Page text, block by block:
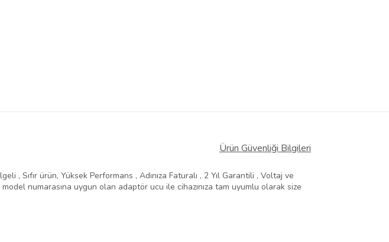
Ürün Güvenliği Bilgileri
Sıfır ürün, Yüksek Performans , Adınıza Faturalı , 2 Yıl Garantili , Voltaj ve
numarasına uygun olan adaptör ucu ile cihazınıza tam uyumlu olarak size